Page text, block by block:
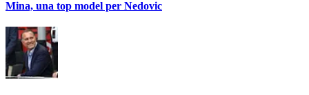
Mina, una top model per Nedovic